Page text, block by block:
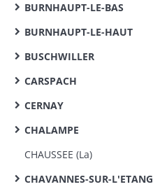
BURNHAUPT-LE-BAS
BURNHAUPT-LE-HAUT
BUSCHWILLER
CARSPACH
CERNAY
CHALAMPE
CHAUSSEE (La)
CHAVANNES-SUR-L'ETANG